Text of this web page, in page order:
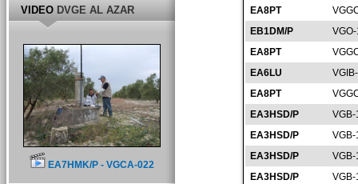
EA8PT
EB1DM/P
EA8PT
EA6LU
EA8PT
EA3HSD/P
EA3HSD/P
EA3HSD/P
EA3HSD/P
VIDEODVGE AL AZAR
EA7HMK/P - VGCA-022